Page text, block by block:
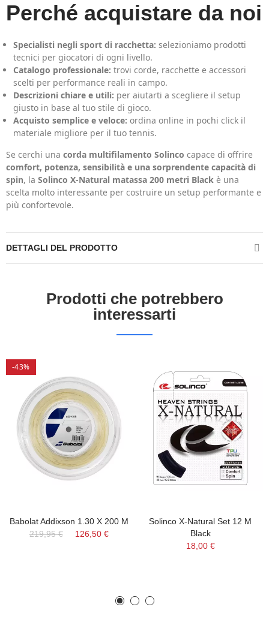
Perché acquistare da noi
Specialisti negli sport di racchetta: selezioniamo prodotti
tecnici per giocatori di ogni livello.
Catalogo professionale: trovi corde, racchette e accessori
scelti per performance reali in campo.
Descrizioni chiare e utili: per aiutarti a scegliere il setup
giusto in base al tuo stile di gioco.
Acquisto semplice e veloce: ordina online in pochi click il
materiale migliore per il tuo tennis.
Se cerchi una corda multifilamento Solinco capace di offrire
comfort, potenza, sensibilità e una sorprendente capacità di
spin, la Solinco X-Natural matassa 200 metri Black è una
scelta molto interessante per costruire un setup performante e
più confortevole.
DETTAGLI DEL PRODOTTO
Prodotti che potrebbero
interessarti
-43%
Babolat Addixson 1.30 X 200 M
219,95 €
126,50 €
Solinco X-Natural Set 12 M
Black
18,00 €